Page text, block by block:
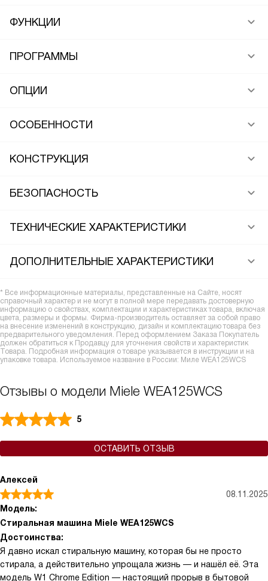
ФУНКЦИИ
ПРОГРАММЫ
ОПЦИИ
ОСОБЕННОСТИ
КОНСТРУКЦИЯ
БЕЗОПАСНОСТЬ
ТЕХНИЧЕСКИЕ ХАРАКТЕРИСТИКИ
ДОПОЛНИТЕЛЬНЫЕ ХАРАКТЕРИСТИКИ
* Все информационные материалы, представленные на Сайте, носят
справочный характер и не могут в полной мере передавать достоверную
информацию о свойствах, комплектации и характеристиках товара, включая
цвета, размеры и формы. Фирма-производитель оставляет за собой право
на внесение изменений в конструкцию, дизайн и комплектацию товара без
предварительного уведомления. Перед оформлением Заказа Покупатель
должен обратиться к Продавцу для уточнения свойств и характеристик
Товара. Подробная информация о товаре указывается в инструкции и на
упаковке товара. Используемое название в России: Миле WEA125WCS
Отзывы о модели Miele WEA125WCS
5
ОСТАВИТЬ ОТЗЫВ
Алексей
08.11.2025
Модель:
Стиральная машина Miele WEA125WCS
Достоинства:
Я давно искал стиральную машину, которая бы не просто
стирала, а действительно упрощала жизнь — и нашёл её. Эта
модель W1 Chrome Edition — настоящий прорыв в бытовой